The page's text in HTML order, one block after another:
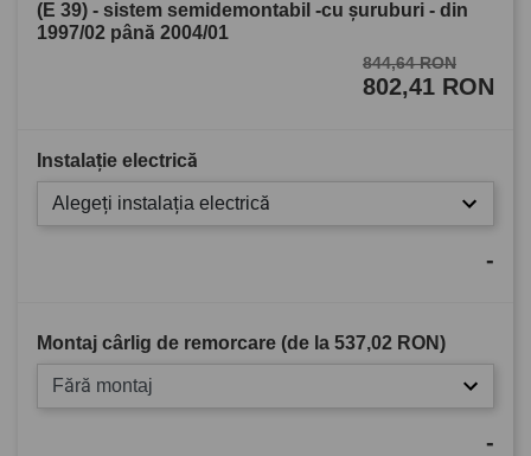
(E 39) - sistem semidemontabil -cu şuruburi - din
1997/02 până 2004/01
844,64 RON
802,41 RON
Instalație electrică
Alegeți instalația electrică
-
Montaj cârlig de remorcare (de la 537,02 RON)
Fără montaj
-